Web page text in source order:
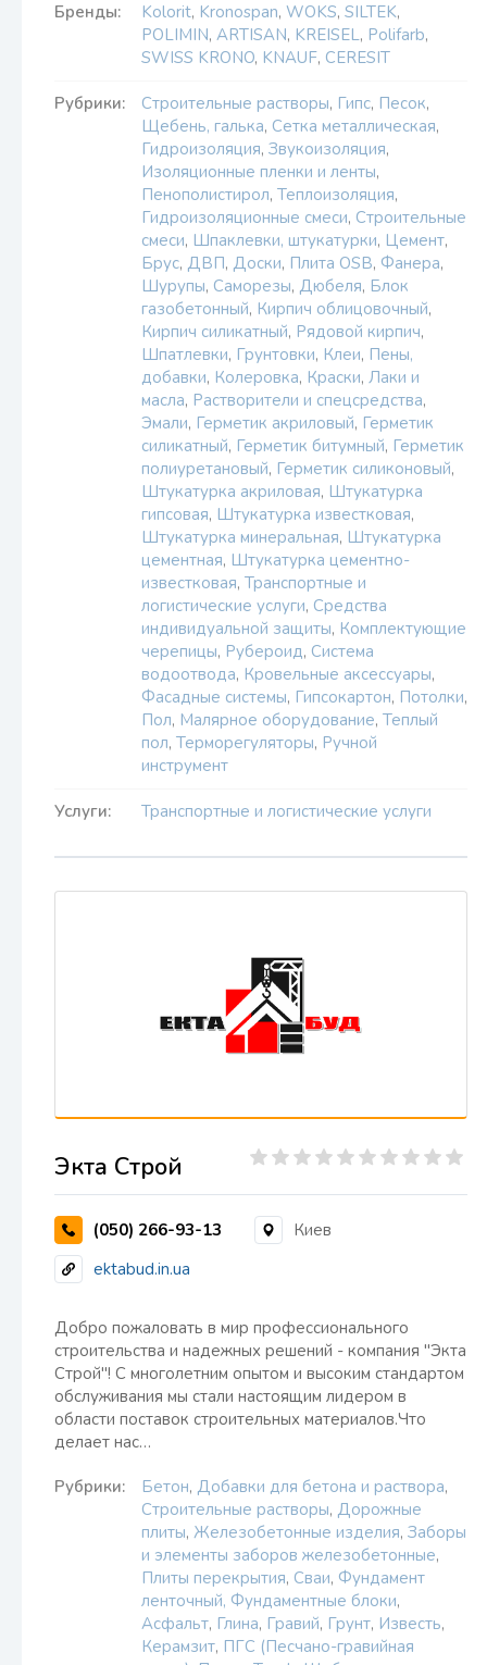
Бренды: Kolorit, Kronospan, WOKS, SILTEK,
POLIMIN, ARTISAN, KREISEL, Polifarb,
SWISS KRONO, KNAUF, CERESIT
Рубрики: Строительные растворы, Гипс, Песок,
Щебень, галька, Сетка металлическая,
Гидроизоляция, Звукоизоляция,
Изоляционные пленки и ленты,
Пенополистирол, Теплоизоляция,
Гидроизоляционные смеси, Строительные
смеси, Шпаклевки, штукатурки, Цемент,
Брус, ДВП, Доски, Плита OSB, Фанера,
Шурупы, Саморезы, Дюбеля, Блок
газобетонный, Кирпич облицовочный,
Кирпич силикатный, Рядовой кирпич,
Шпатлевки, Грунтовки, Клеи, Пены,
добавки, Колеровка, Краски, Лаки и
масла, Растворители и спецсредства,
Эмали, Герметик акриловый, Герметик
силикатный, Герметик битумный, Герметик
полиуретановый, Герметик силиконовый,
Штукатурка акриловая, Штукатурка
гипсовая, Штукатурка известковая,
Штукатурка минеральная, Штукатурка
цементная, Штукатурка цементно-
известковая, Транспортные и
логистические услуги, Средства
индивидуальной защиты, Комплектующие
черепицы, Рубероид, Система
водоотвода, Кровельные аксессуары,
Фасадные системы, Гипсокартон, Потолки,
Пол, Малярное оборудование, Теплый
пол, Терморегуляторы, Ручной
инструмент
Услуги: Транспортные и логистические услуги
Экта Строй
(050) 266-93-13
Киев
ektabud.in.ua
Добро пожаловать в мир профессионального
строительства и надежных решений - компания "Экта
Строй"! С многолетним опытом и высоким стандартом
обслуживания мы стали настоящим лидером в
области поставок строительных материалов.Что
делает нас…
Рубрики: Бетон, Добавки для бетона и раствора,
Строительные растворы, Дорожные
плиты, Железобетонные изделия, Заборы
и элементы заборов железобетонные,
Плиты перекрытия, Сваи, Фундамент
ленточный, Фундаментные блоки,
Асфальт, Глина, Гравий, Грунт, Известь,
Керамзит, ПГС (Песчано-гравийная